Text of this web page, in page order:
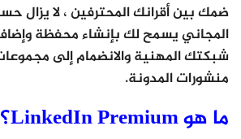
المجاني يسمح لك بإنشاء محفظة
شبكتك المهنية والانضمام إلى
منشورات المدونة.
ما هو LinkedIn Premium؟